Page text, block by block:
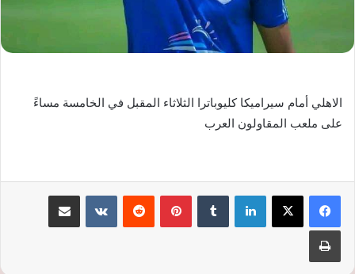
الاهلي أمام سيراميكا كليوباترا الثلاثاء المقبل في الخامسة مساءً
على ملعب المقاولون العرب
لينكدإن بينتيريست